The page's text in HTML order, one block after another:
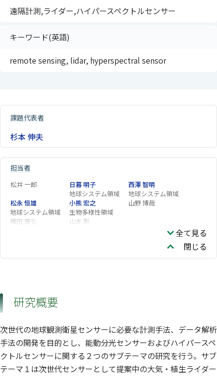
遠隔計測,ライダー,ハイパースペクトルセンサー
キーワード(英語)
remote sensing, lidar, hyperspectral sensor
課題代表者
杉本 伸夫
担当者
松井 一郎
日暮 明子
地球システム領域
西澤 智明
地球システム領域
松永 恒雄
地球システム領域
小熊 宏之
生物多様性領域
山野 博哉
横田 康弘
山本 聡
全て見る
閉じる
研究概要
次世代の地球観測衛星センサーに必要な計測手法、データ解析
手法の開発を目的とし、能動分光センサーおよびハイパースペ
クトルセンサーに関する２つのサブテーマの研究を行う。サブ
テーマ１は次世代センサーとして提案中の大気・植生ライダー